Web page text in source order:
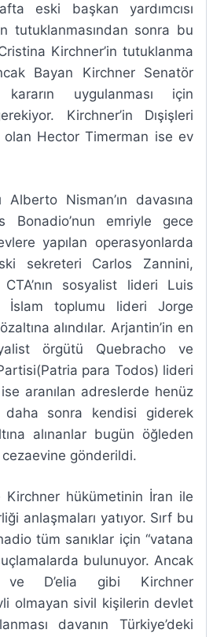
eski başkan yardımcısı
tutuklanmasından sonra bu
Kirchner’in tutuklanma
Bayan Kirchner Senatör
uygulanması için
Kirchner’in Dışişleri
olan Hector Timerman ise ev
Nisman’ın davasına
Bonadio’nun emriyle gece
yapılan operasyonlarda
sekreteri Carlos Zannini,
sosyalist lideri Luis
İslam toplumu lideri Jorge
alındılar. Arjantin’in en
örgütü Quebracho ve
para Todos) lideri
aranılan adreslerde henüz
daha sonra kendisi giderek
alınanlar bugün öğleden
gönderildi.
Kirchner hükümetinin İran ile
anlaşmaları yatıyor. Sırf bu
tüm sanıklar için “vatana
bulunuyor. Ancak
ve D’elia gibi Kirchner
olmayan sivil kişilerin devlet
davanın Türkiye’deki